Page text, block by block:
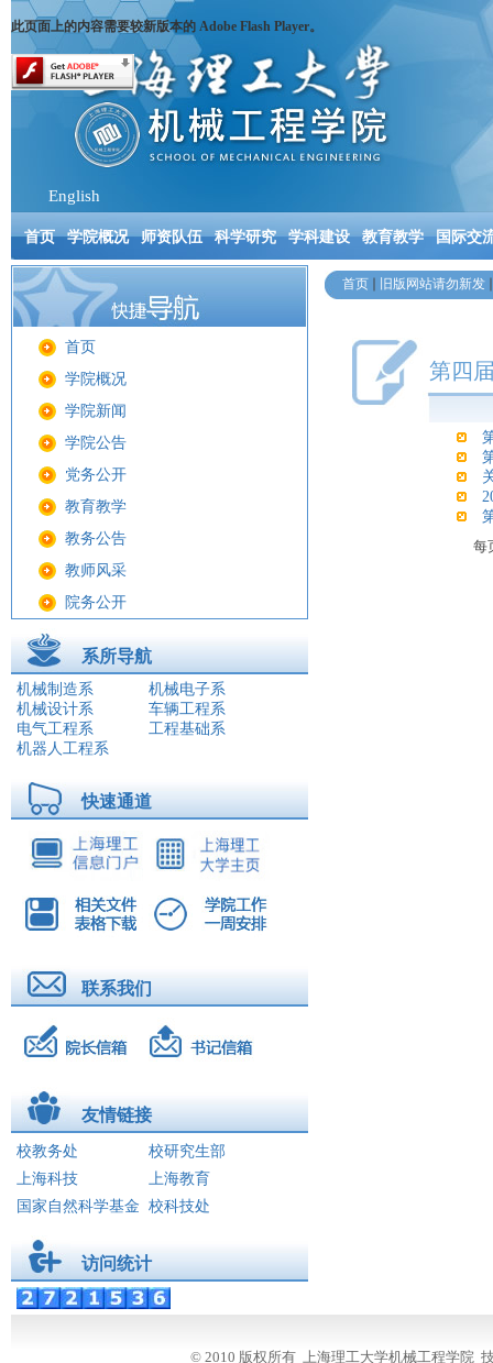
此页面上的内容需要较新版本的 Adobe Flash Player。
English
首页 学院概况 师资队伍 科学研究 学科建设 教育教学 国际交
首页
学院概况
学院新闻
学院公告
党务公开
教育教学
教务公告
教师风采
院务公开
科学研究
教工之家
师资队伍
图片新闻
系所导航
招生就业
学科建设
创新活动
创新案例
创业之路
上海市大学生机械工程创新大赛
2016年上海市创造杯大赛
国际交流
系所导航
机械制造系
机械电子系
机械设计系
车辆工程系
电气工程系
工程基础系
机器人工程系
快速通道
联系我们
友情链接
校教务处
校研究生部
上海科技
上海教育
国家自然科学基金 校科技处
访问统计
首页 旧版网站请勿新发
第四
每
© 2010 版权所有 上海理工大学机械工程学院